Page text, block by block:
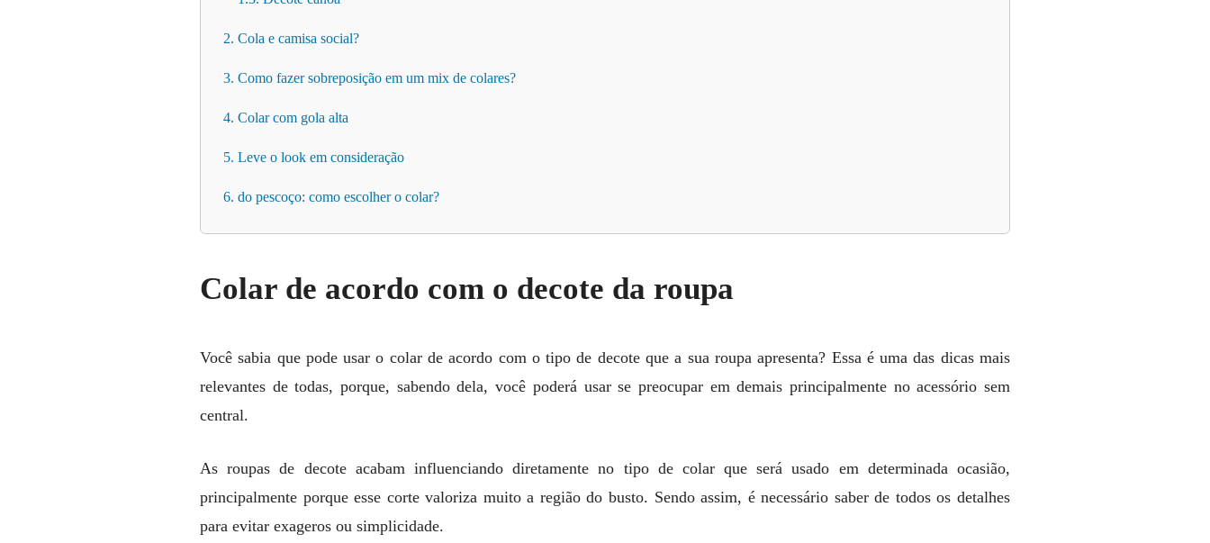
2. Cola e camisa social?
3. Como fazer sobreposição em um mix de colares?
4. Colar com gola alta
5. Leve o look em consideração
6. do pescoço: como escolher o colar?
Colar de acordo com o decote da roupa
Você sabia que pode usar o colar de acordo com o tipo de decote que a sua roupa apresenta? Essa é uma das dicas mais
relevantes de todas, porque, sabendo dela, você poderá usar se preocupar em demais principalmente no acessório sem
central.
As roupas de decote acabam influenciando diretamente no tipo de colar que será usado em determinada ocasião,
principalmente porque esse corte valoriza muito a região do busto. Sendo assim, é necessário saber de todos os detalhes
para evitar exageros ou simplicidade.